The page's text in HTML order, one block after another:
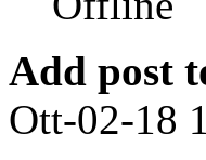
Add post
Ott-02-18